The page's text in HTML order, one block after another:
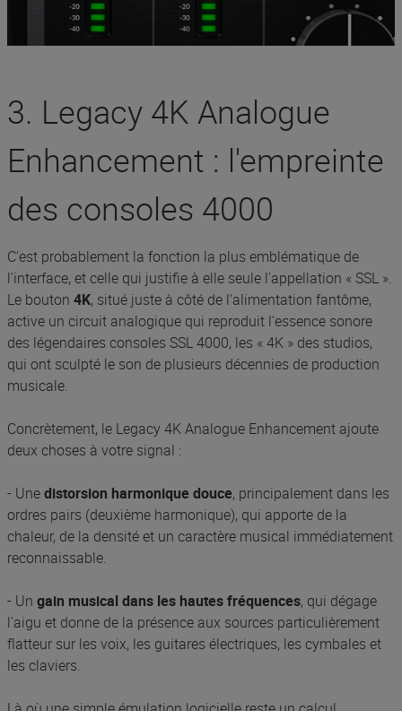
3. Legacy 4K Analogue
Enhancement : l'empreinte
des consoles 4000
C'est probablement la fonction la plus emblématique de
l'interface, et celle qui justifie à elle seule l'appellation « SSL ».
Le bouton 4K, situé juste à côté de l'alimentation fantôme,
active un circuit analogique qui reproduit l'essence sonore
des légendaires consoles SSL 4000, les « 4K » des studios,
qui ont sculpté le son de plusieurs décennies de production
musicale.
Concrètement, le Legacy 4K Analogue Enhancement ajoute
deux choses à votre signal :
- Unedistorsion harmonique douce, principalement dans les
ordres pairs (deuxième harmonique), qui apporte de la
chaleur, de la densité et un caractère musical immédiatement
reconnaissable.
- Un gain musical dans les hautes fréquences, qui dégage
l'aigu et donne de la présence aux sources particulièrement
flatteur sur les voix, les guitares électriques, les cymbales et
les claviers.